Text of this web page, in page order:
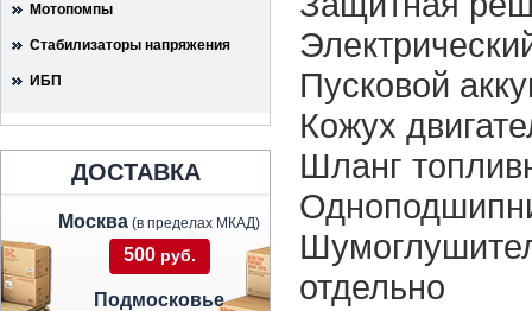
Мотопомпы
Стабилизаторы напряжения
ИБП
ДОСТАВКА
Москва (в пределах МКАД)
500 руб.
Подмосковье
Пусковой
Кожух
Шланг
отдельно